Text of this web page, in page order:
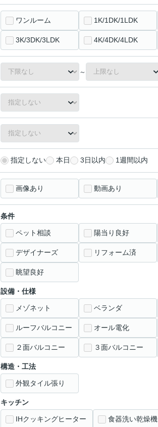
ワンルーム 1K/1DK/1LDK
3K/3DK/3LDK 4K/4DK/4LDK
～
指定しない 本日 3日以内 1週間以内
画像あり 動画あり
条件
ペット相談 陽当り良好
デザイナーズ リフォーム済
眺望良好
設備・仕様
メゾネット ベランダ
ルーフバルコニー オール電化
２面バルコニー ３面バルコニー
構造・工法
外観タイル張り
キッチン
IHクッキングヒーター 食器洗い乾燥機